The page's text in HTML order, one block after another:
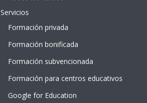
Servicios
Formación privada
Formación bonificada
Formación subvencionada
Formación para centros educativos
Google for Education